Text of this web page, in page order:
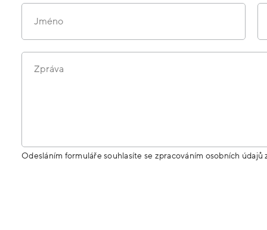
Jméno
Zpráva
Odesláním formuláře souhlasíte se zpracováním osobních údajů